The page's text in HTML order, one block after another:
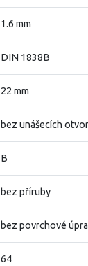
1.6 mm
DIN 1838B
22 mm
bez unášecích
B
bez příruby
bez povrchové
64